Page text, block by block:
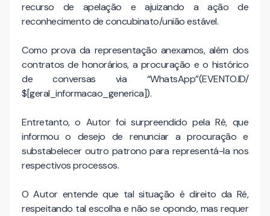
recurso de apelação e ajuizando a ação de
reconhecimento de concubinato/união estável.
Como prova da representação anexamos, além dos
contratos de honorários, a procuração e o histórico
de conversas via “WhatsApp”(EVENTO.ID/
$[geral_informacao_generica]).
Entretanto, o Autor foi surpreendido pela Ré, que
informou o desejo de renunciar a procuração e
substabelecer outro patrono para representá-la nos
respectivos processos.
O Autor entende que tal situação é direito da Ré,
respeitando tal escolha e não se opondo, mas requer